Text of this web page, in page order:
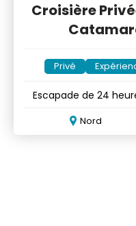
Croisière
Privé
Escapade de 24
Nord